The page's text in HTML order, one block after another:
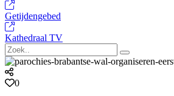
Getijdengebed
Kathedraal TV
0